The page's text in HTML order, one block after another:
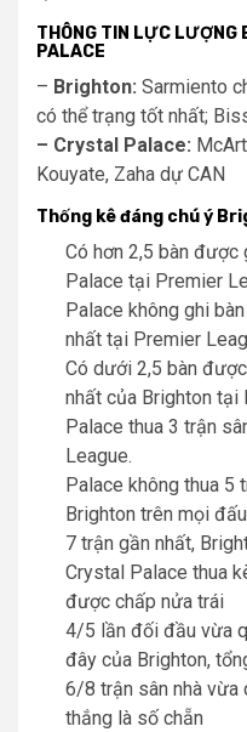
THÔNG TIN LỰC LƯỢNG
PALACE
– Brighton: Sarmiento
có thể trạng tốt nhất;
– Crystal Palace:
Kouyate, Zaha dự CAN
Thống kê đáng chú ý
Có hơn 2,5 bàn được
Palace tại Premier
Palace không ghi
nhất tại Premier
Có dưới 2,5 bàn
nhất của Brighton tại
Palace thua 3 trận
League.
Palace không thua
Brighton trên mọi
7 trận gần nhất,
Crystal Palace thua
được chấp nửa trái
4/5 lần đối đầu vừa
đây của Brighton,
6/8 trận sân nhà vừa
thắng là số chẵn